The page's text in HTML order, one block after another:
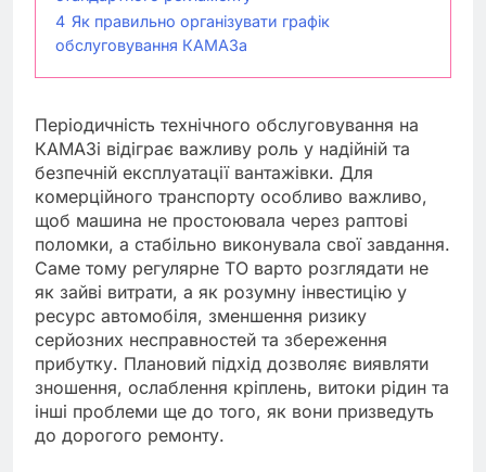
4 Як правильно організувати графік
обслуговування КАМАЗа
Періодичність технічного обслуговування на
КАМАЗі відіграє важливу роль у надійній та
безпечній експлуатації вантажівки. Для
комерційного транспорту особливо важливо,
щоб машина не простоювала через раптові
поломки, а стабільно виконувала свої завдання.
Саме тому регулярне ТО варто розглядати не
як зайві витрати, а як розумну інвестицію у
ресурс автомобіля, зменшення ризику
серйозних несправностей та збереження
прибутку. Плановий підхід дозволяє виявляти
зношення, ослаблення кріплень, витоки рідин та
інші проблеми ще до того, як вони призведуть
до дорогого ремонту.